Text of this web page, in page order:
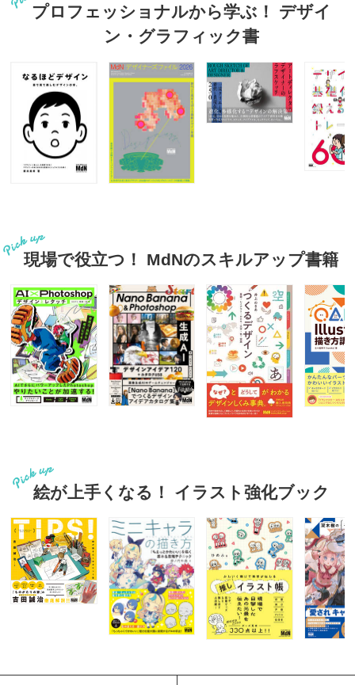
プロフェッショナルから学ぶ！ デザイ
ン・グラフィック書
現場で役立つ！ MdNのスキルアップ書籍
絵が上手くなる！ イラスト強化ブック